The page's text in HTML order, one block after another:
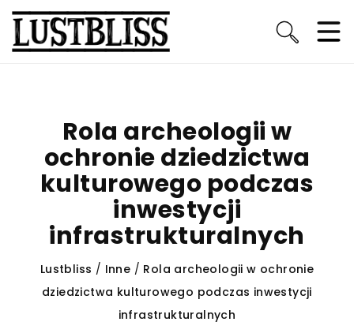
Rola archeologii w
ochronie dziedzictwa
kulturowego podczas
inwestycji
infrastrukturalnych
Lustbliss / Inne / Rola archeologii w ochronie
dziedzictwa kulturowego podczas inwestycji
infrastrukturalnych